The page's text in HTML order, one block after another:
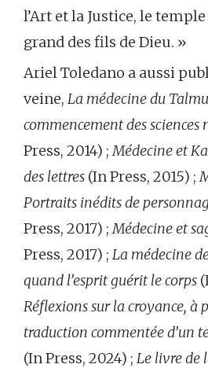
l’Art et la Justice, le
grand des fils de Dieu. »
Ariel Toledano a aussi
veine, La médecine du
commencement des sciences
Press, 2014) ;Médecine et
des lettres (In Press, 2015) ;
Portraits inédits de
Press, 2017) ;Médecine et
Press, 2017) ; La médecine
quand l’esprit guérit le corps
Réflexions sur la croyance, à
traduction commentée d’un
(In Press, 2024) ; Le livre de